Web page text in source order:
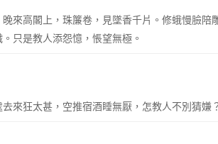
來高閣上，珠簾卷，見墜香千片。修蛾慢臉
只是教人添怨憶，悵望無極。
來狂太甚，空推宿酒睡無厭，怎教人不別猜嫌